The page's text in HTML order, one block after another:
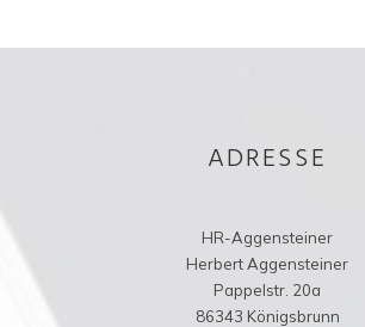
ADRESSE
HR-Aggensteiner
Herbert Aggensteiner
Pappelstr. 20a
86343 Königsbrunn